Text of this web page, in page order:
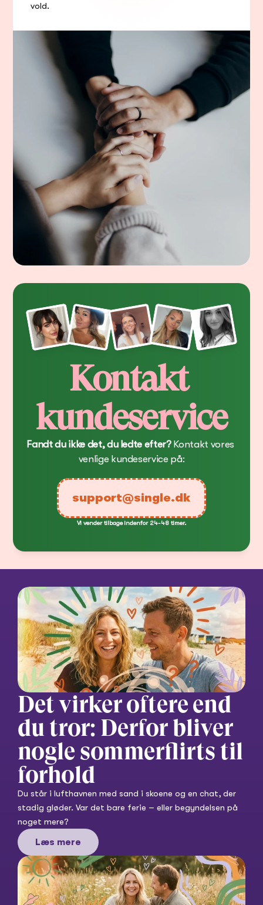
vold.
Kontakt
kundeservice
Fandt du ikke det, du ledte efter? Kontakt vores
venlige kundeservice på:
support@single.dk
Vi vender tilbage indenfor 24-48 timer.
Det virker oftere end
du tror: Derfor bliver
nogle sommerflirts til
forhold
Du står i lufthavnen med sand i skoene og en chat, der
stadig gløder. Var det bare ferie – eller begyndelsen på
noget mere?
Læs mere